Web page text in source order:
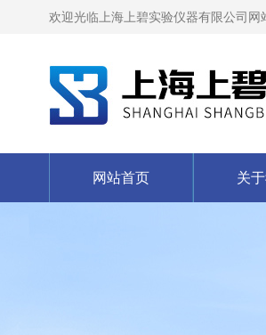
欢迎光临上海上碧实验仪器有限公司网
网站首页 关